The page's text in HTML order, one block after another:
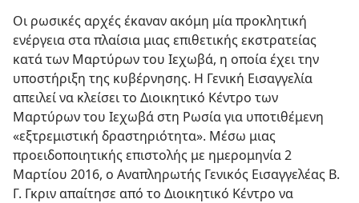
Οι ρωσικές αρχές έκαναν ακόμη μία προκλητική
ενέργεια στα πλαίσια μιας επιθετικής εκστρατείας
κατά των Μαρτύρων του Ιεχωβά, η οποία έχει την
υποστήριξη της κυβέρνησης. Η Γενική Εισαγγελία
απειλεί να κλείσει το Διοικητικό Κέντρο των
Μαρτύρων του Ιεχωβά στη Ρωσία για υποτιθέμενη
«εξτρεμιστική δραστηριότητα». Μέσω μιας
προειδοποιητικής επιστολής με ημερομηνία 2
Μαρτίου 2016, ο Αναπληρωτής Γενικός Εισαγγελέας Β.
Γ. Γκριν απαίτησε από το Διοικητικό Κέντρο να